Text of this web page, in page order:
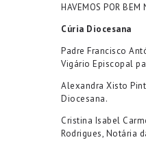
HAVEMOS POR BEM
Cúria Diocesana
Padre Francisco
Vigário Episcopal
Alexandra Xisto
Diocesana.
Cristina Isabel
Rodrigues, Notária